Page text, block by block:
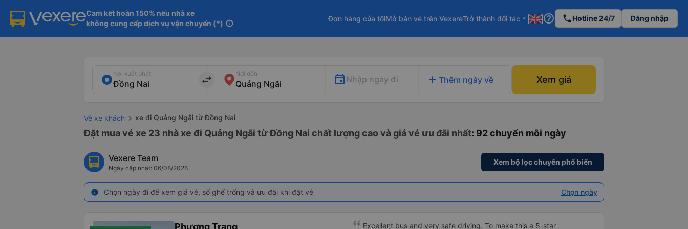
Cam kết hoàn 150% nếu nhà xe
không cung cấp dịch vụ vận chuyển (*) info
Đơn hàng của tôiMở bán vé trên VexereTrở thành đối tác arrow_drop_down help_outline phoneHotline 24/7 Đăng nhập
Nơi xuất phát
import_export
Nơi đến
Nhập ngày đi add Thêm ngày về Xem giá
Vé xe khách xe đi Quảng Ngãi từ Đồng Nai
Đặt mua vé xe 23 nhà xe đi Quảng Ngãi từ Đồng Nai chất lượng cao và giá vé ưu đãi nhất: 92 chuyến mỗi ngày
Vexere Team
Ngày cập nhật: 06/08/2026
Xem bộ lọc chuyến phổ biến
info Chọn ngày đi để xem giá vé, số ghế trống và ưu đãi khi đặt vé Chọn ngày
Phương Trang
Excellent bus and very safe driving. To make this a 5-star